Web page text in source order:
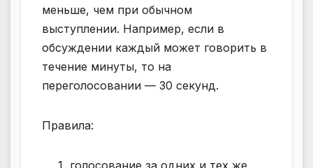
меньше, чем при обычном
выступлении. Например, если в
обсуждении каждый может говорить в
течение минуты, то на
переголосовании — 30 секунд.
Правила:
голосование за одних и тех же